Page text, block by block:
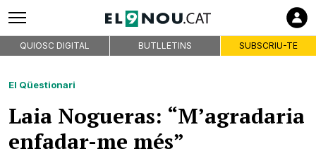
QUIOSC DIGITAL BUTLLETINS SUBSCRIU-TE
El Qüestionari
Laia Nogueras: “M’agradaria
enfadar-me més”